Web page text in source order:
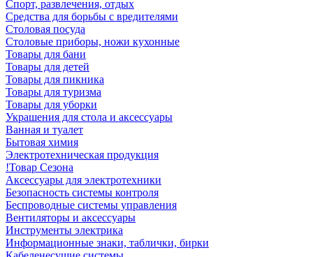
Спорт, развлечения, отдых
Средства для борьбы с вредителями
Столовая посуда
Столовые приборы, ножи кухонные
Товары для бани
Товары для детей
Товары для пикника
Товары для туризма
Товары для уборки
Украшения для стола и аксессуары
Ванная и туалет
Бытовая химия
Электротехническая продукция
!Товар Сезона
Аксессуары для электротехники
Безопасность системы контроля
Беспроводные системы управления
Вентиляторы и аксессуары
Инструменты электрика
Информационные знаки, таблички, бирки